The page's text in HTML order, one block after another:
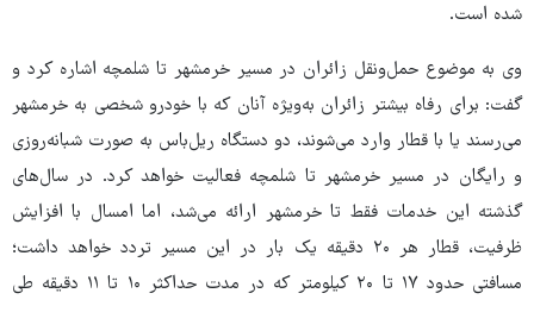
شده است.
وی به موضوع حمل‌ونقل زائران در مسیر خرمشهر تا شلمچه اشاره کرد و
گفت: برای رفاه بیشتر زائران به‌ویژه آنان که با خودرو شخصی به خرمشهر
می‌رسند یا با قطار وارد می‌شوند، دو دستگاه ریل‌باس به صورت شبانه‌روزی
و رایگان در مسیر خرمشهر تا شلمچه فعالیت خواهد کرد. در سال‌های
گذشته این خدمات فقط تا خرمشهر ارائه می‌شد، اما امسال با افزایش
ظرفیت، قطار هر ۲۰ دقیقه یک بار در این مسیر تردد خواهد داشت؛
مسافتی حدود ۱۷ تا ۲۰ کیلومتر که در مدت حداکثر ۱۰ تا ۱۱ دقیقه طی